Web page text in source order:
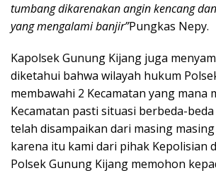
tumbang dikarenakan angin kencang
yang mengalami banjir”Pungkas Nepy.
Kapolsek Gunung Kijang juga
diketahui bahwa wilayah hukum
membawahi 2 Kecamatan yang mana
Kecamatan pasti situasi berbeda-
telah disampaikan dari masing
karena itu kami dari pihak Kepolisian
Polsek Gunung Kijang memohon